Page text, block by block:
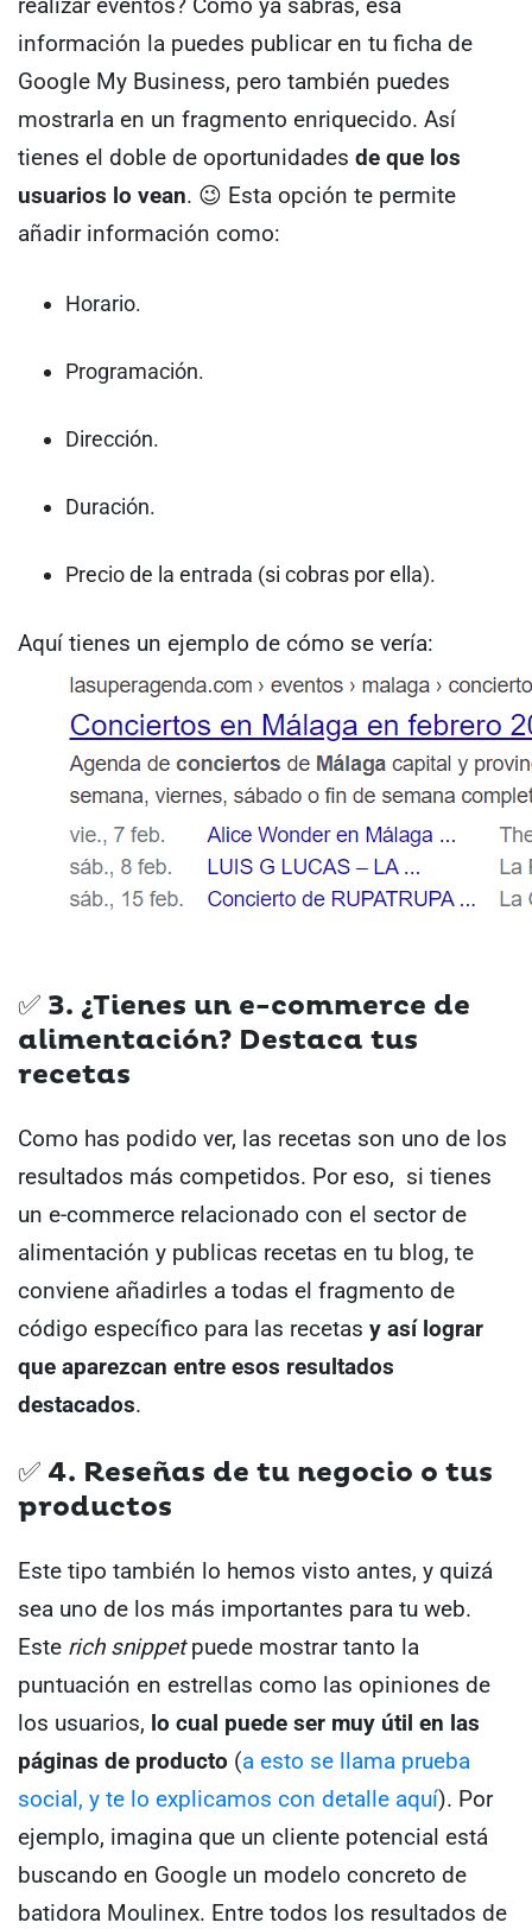
realizar eventos? Como ya sabrás, esa
información la puedes publicar en tu ficha de
Google My Business, pero también puedes
mostrarla en un fragmento enriquecido. Así
tienes el doble de oportunidades de que los
usuarios lo vean. 😉 Esta opción te permite
añadir información como:
Horario.
Programación.
Dirección.
Duración.
Precio de la entrada (si cobras por ella).
Aquí tienes un ejemplo de cómo se vería:
✅ 3. ¿Tienes un e-commerce de
alimentación? Destaca tus
recetas
Como has podido ver, las recetas son uno de los
resultados más competidos. Por eso, si tienes
un e-commerce relacionado con el sector de
alimentación y publicas recetas en tu blog, te
conviene añadirles a todas el fragmento de
código específico para las recetas y así lograr
que aparezcan entre esos resultados
destacados.
✅ 4. Reseñas de tu negocio o tus
productos
Este tipo también lo hemos visto antes, y quizá
sea uno de los más importantes para tu web.
Este rich snippetpuede mostrar tanto la
puntuación en estrellas como las opiniones de
los usuarios, lo cual puede ser muy útil en las
páginas de producto (a esto se llama prueba
social, y te lo explicamos con detalle aquí). Por
ejemplo, imagina que un cliente potencial está
buscando en Google un modelo concreto de
batidora Moulinex. Entre todos los resultados de